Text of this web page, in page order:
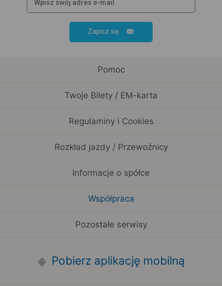
Zapisz się
Pomoc
Twoje Bilety / EM-karta
Regulaminy i Cookies
Rozkład jazdy / Przewoźnicy
Informacje o spółce
Współpraca
Pozostałe serwisy
Pobierz aplikację mobilną